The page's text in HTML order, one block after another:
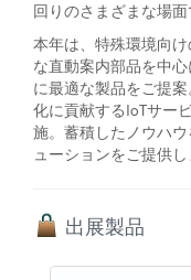
回りのさまざまな場面
本年は、特殊環境向
な直動案内部品を中
に最適な製品をご提
化に貢献するIoTサー
施。蓄積したノウハ
ューションをご提供し
出展製品